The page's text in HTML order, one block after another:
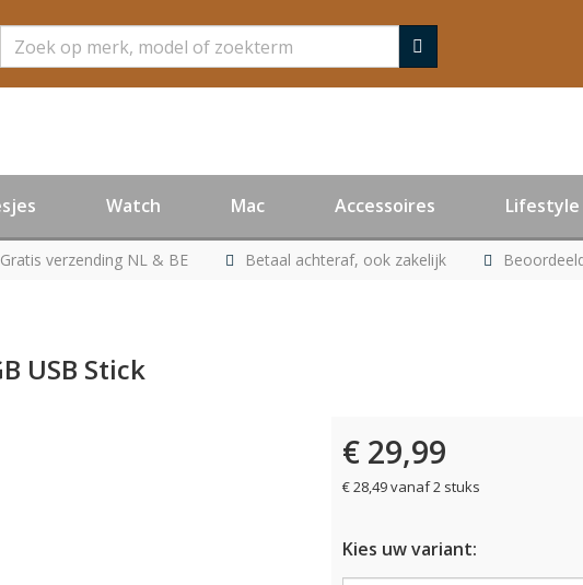
Zoeken
Watch Mac Accessoires Lifestyle
Gratis verzending NL & BE Betaal achteraf, ook zakelijk
USB Stick
€ 29,99
€ 28,49 vanaf 2 stuks
Kies uw variant: